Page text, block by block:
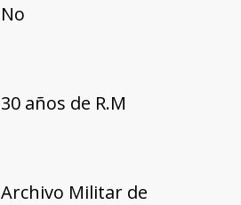
No
30 años de R.M
Archivo Militar de